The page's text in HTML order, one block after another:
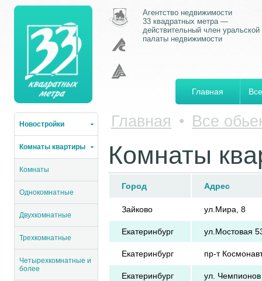
Главная
Агентство недвижимости
33 квадратных метра —
действительный член уральской
палаты недвижимости
Новостройки
Комнаты квартиры
Комнаты
Однокомнатные
Двухкомнатные
Трехкомнатные
Четырехкомнатные и
более
Главная • Все
Комнаты
Город Адрес
Зайково ул.Мира, 8
Екатеринбург ул.Мостовая
Екатеринбург пр-т
Екатеринбург ул.